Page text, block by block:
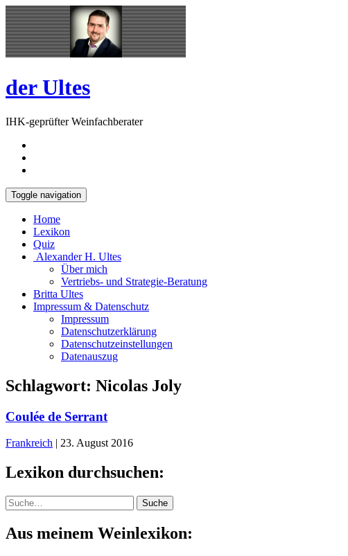
Skip
to
content
Open
Sidebar
der Ultes
IHK-geprüfter Weinfachberater
Toggle navigation
Home
Lexikon
Quiz
Alexander H. Ultes
Über mich
Vertriebs- und Strategie-Beratung
Britta Ultes
Impressum & Datenschutz
Impressum
Datenschutzerklärung
Datenschutzeinstellungen
Datenauszug
Schlagwort: Nicolas Joly
Coulée de Serrant
Frankreich | 23. August 2016
Lexikon durchsuchen:
Suche Suche
Aus meinem Weinlexikon: